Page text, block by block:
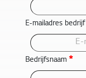
E-mailadres bedrijf
Bedrijfsnaam *